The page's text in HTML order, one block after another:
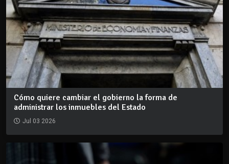
Cómo quiere cambiar el gobierno la forma de
administrar los inmuebles del Estado
Jul 03 2026